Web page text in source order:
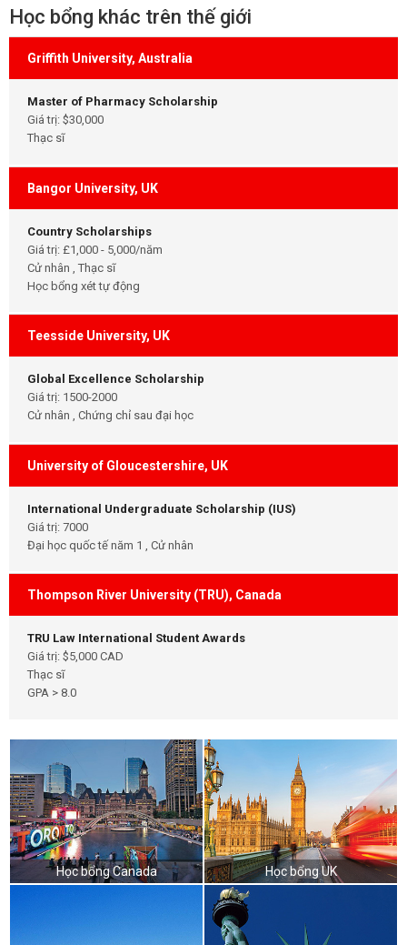
Học bổng khác trên thế giới
Griffith University, Australia
Master of Pharmacy Scholarship
Giá trị: $30,000
Thạc sĩ
Bangor University, UK
Country Scholarships
Giá trị: £1,000 - 5,000/năm
Cử nhân , Thạc sĩ
Học bổng xét tự động
Teesside University, UK
Global Excellence Scholarship
Giá trị: 1500-2000
Cử nhân , Chứng chỉ sau đại học
University of Gloucestershire, UK
International Undergraduate Scholarship (IUS)
Giá trị: 7000
Đại học quốc tế năm 1 , Cử nhân
Thompson River University (TRU), Canada
TRU Law International Student Awards
Giá trị: $5,000 CAD
Thạc sĩ
GPA > 8.0
Học bổng Canada Học bổng UK